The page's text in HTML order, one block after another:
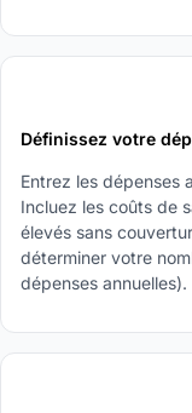
Définissez votre
Entrez les dépenses
Incluez les coûts de
élevés sans
déterminer votre
dépenses annuelles).